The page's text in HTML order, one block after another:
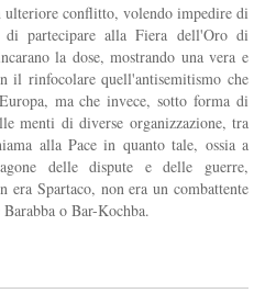
conflitto, volendo impedire di
partecipare alla Fiera dell'Oro di
la dose, mostrando una vera e
il rinfocolare quell'antisemitismo che
ma che invece, sotto forma di
menti di diverse organizzazione, tra
alla Pace in quanto tale, ossia a
delle dispute e delle guerre,
era Spartaco, non era un combattente
o Bar-Kochba.